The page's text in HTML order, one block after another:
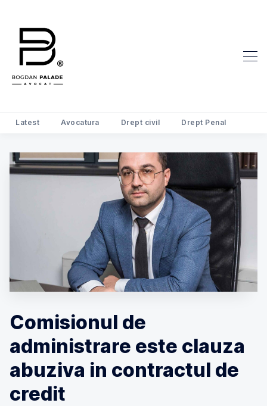
Latest Avocatura Drept civil Drept Penal
Comisionul de
administrare este clauza
abuziva in contractul de
credit